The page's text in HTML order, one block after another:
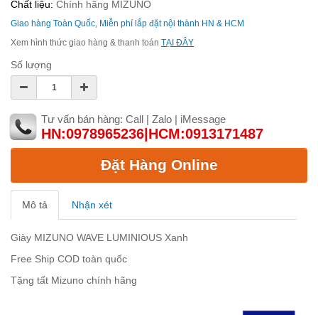
Chất liệu: Chính hãng MIZUNO
Giao hàng Toàn Quốc, Miễn phí lắp đặt nội thành HN & HCM
Xem hình thức giao hàng & thanh toán TẠI ĐÂY
Số lượng
Tư vấn bán hàng: Call | Zalo | iMessage
HN:0978965236|HCM:0913171487
Đặt Hàng Online
Mô tả Nhận xét
Giày MIZUNO WAVE LUMINIOUS Xanh
Free Ship COD toàn quốc
Tặng tất Mizuno chính hãng